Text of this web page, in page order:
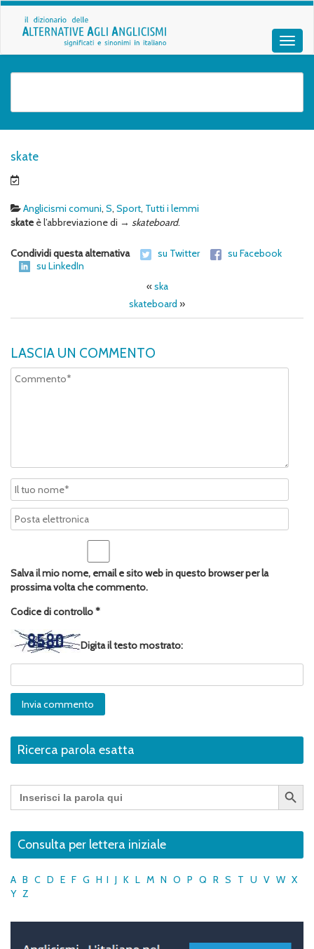
skate
Anglicismi comuni, S, Sport, Tutti i lemmi
skate è l’abbreviazione di → skateboard.
Condividi questa alternativa su Twitter
su Facebook
su LinkedIn
«ska
skateboard »
LASCIA UN COMMENTO
Salva il mio nome, email e sito web in questo browser per la
prossima volta che commento.
Codice di controllo*
Digita il testo mostrato:
Ricerca parola esatta
Search
for:
Search Button
Consulta per lettera iniziale
A B C D E F G H I J K L M N O P Q R S T U V W X
Y Z